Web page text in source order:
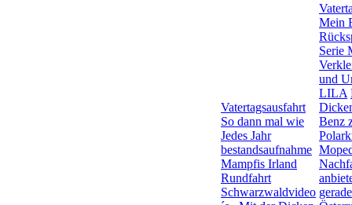
Vatertagsausfahrt
So dann mal wie
Jedes Jahr
bestandsaufnahme
Mampfis Irland
Rundfahrt
Schwarzwaldvideo
Mein
Serie
und
LILA
Benz